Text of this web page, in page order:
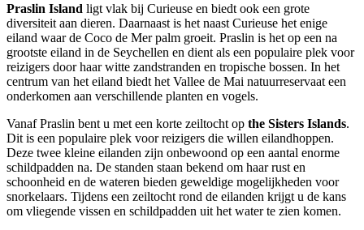
Praslin Island ligt vlak bij Curieuse en biedt ook een grote
diversiteit aan dieren. Daarnaast is het naast Curieuse het enige
eiland waar de Coco de Mer palm groeit. Praslin is het op een na
grootste eiland in de Seychellen en dient als een populaire plek voor
reizigers door haar witte zandstranden en tropische bossen. In het
centrum van het eiland biedt het Vallee de Mai natuurreservaat een
onderkomen aan verschillende planten en vogels.
Vanaf Praslin bent u met een korte zeiltocht op the Sisters Islands.
Dit is een populaire plek voor reizigers die willen eilandhoppen.
Deze twee kleine eilanden zijn onbewoond op een aantal enorme
schildpadden na. De standen staan bekend om haar rust en
schoonheid en de wateren bieden geweldige mogelijkheden voor
snorkelaars. Tijdens een zeiltocht rond de eilanden krijgt u de kans
om vliegende vissen en schildpadden uit het water te zien komen.